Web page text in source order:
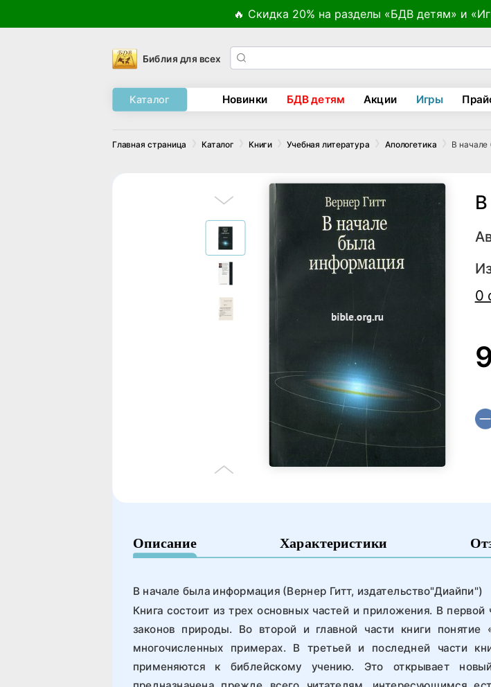
🔥 Скидка 20% на разделы «БДВ детям» и
Библия для всех
Каталог Новинки БДВ детям Акции Игры
Главная страница Каталог Книги Учебная литература Апологетика В
0
Описание Характеристики
В начале была информация (Вернер Гитт, издательство"Диайпи")
Книга состоит из трех основных частей и приложения. В
законов природы. Во второй и главной части книги понятие
многочисленных примерах. В третьей и последней части
применяются к библейскому учению. Это открывает